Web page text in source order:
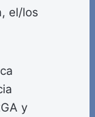
el/los
y